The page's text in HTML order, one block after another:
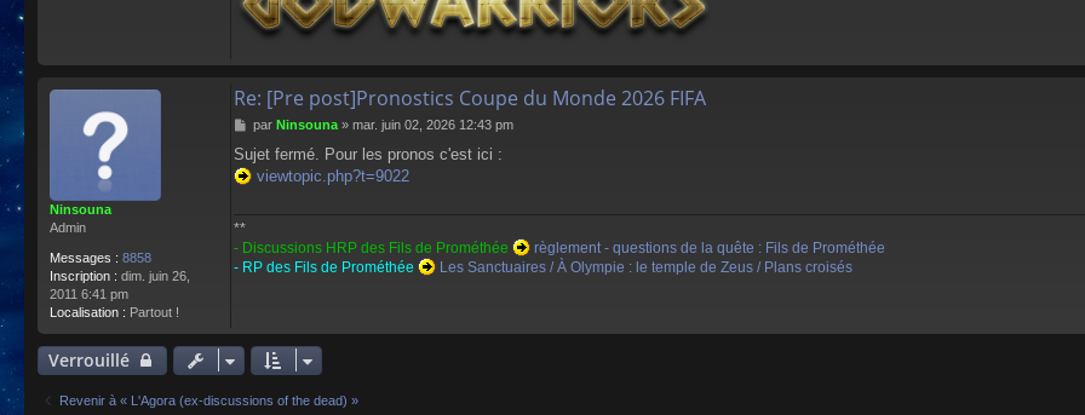
Ninsouna
Admin
Messages : 8858
Inscription : dim. juin 26,
2011 6:41 pm
Localisation : Partout !
Re: [Pre post]Pronostics Coupe du Monde 2026 FIFA
M
s
s
par Ninsouna» mar. juin 02, 2026 12:43 pm
Sujet fermé. Pour les pronos c'est ici :
viewtopic.php?t=9022
**
- Discussions HRP des Fils de Prométhée
règlement - questions de la quête : Fils de Prométhée
- RP des Fils de Prométhée
Les Sanctuaires / À Olympie : le temple de Zeus / Plans croisés
Verrouillé
Revenir à « L'Agora (ex-discussions of the dead) »